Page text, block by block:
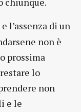
l’assenza di un
non è
prossima
lo
non
e le